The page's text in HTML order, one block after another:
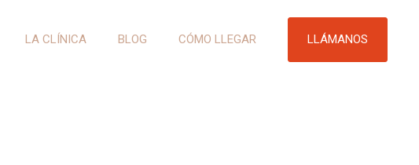
LA CLÍNICA BLOG CÓMO LLEGAR LLÁMANOS